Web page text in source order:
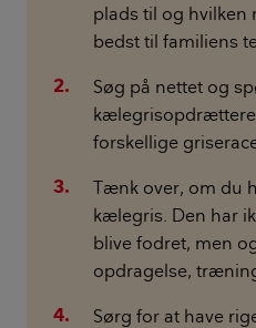
plads til og hvilken
bedst til familiens
Søg på nettet og
forskellige
Tænk over, om du
kælegris. Den har
blive fodret, men
opdragelse,
Sørg for at have